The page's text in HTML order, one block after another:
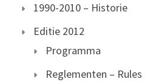
1990-2010 – Historie
Editie 2012
Programma
Reglementen – Rules